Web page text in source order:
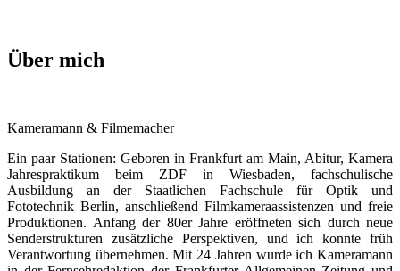
Über mich
Kameramann & Filmemacher
Ein paar Stationen: Geboren in Frankfurt am Main, Abitur, Kamera
Jahrespraktikum beim ZDF in Wiesbaden, fachschulische
Ausbildung an der Staatlichen Fachschule für Optik und
Fototechnik Berlin, anschließend Filmkameraassistenzen und freie
Produktionen. Anfang der 80er Jahre eröffneten sich durch neue
Senderstrukturen zusätzliche Perspektiven, und ich konnte früh
Verantwortung übernehmen. Mit 24 Jahren wurde ich Kameramann